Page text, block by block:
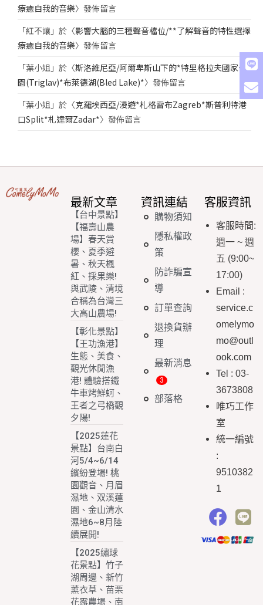
療癒自我的音樂〉發佈留言
「紅不讓 」於〈影響大腦的三種聲音檔位/**了解聲音的特性選擇
療癒自我的音樂〉發佈留言
「葉小姐 」於〈斯洛維尼亞/阿爾卑斯山下的*特里格拉夫國家公
園(Triglav)*布萊德湖(Bled Lake)*〉發佈留言
「葉小姐 」於〈克羅埃西亞/漫遊*札格雷布Zagreb*斯普利特港
口Split*札達爾Zadar*〉發佈留言
最新文章
【台中景點】
【福壽山農
場】春天賞
櫻、夏季避
暑、秋天楓
紅、採果樂!
與武陵、清境
合稱為台灣三
大高山農場!
【彰化景點】
【王功漁港】
生態、美食、
觀光休閒漁
港! 體驗搭鐵
牛車烤鮮蚵、
王者之弓橋觀
夕陽!
【2025蓮花
景點】台南白
河5/4~6/14
繽紛登場! 桃
園觀音、月眉
濕地、双溪蓮
園、金山清水
濕地6~8月陸
續展開!
【2025繡球
花景點】竹子
湖周邊、新竹
薰衣草、苗栗
花露農場、南
資訊連結
購物須知
隱私權政
策
防詐騙宣
導
訂單查詢
退換貨辦
理
最新消息
部落格
客服資訊
客服時間:
週一 ~ 週
五 (9:00~
17:00)
Email :
service.c
omelymo
mo@outl
ook.com
Tel : 03-
3673808
唯巧工作
室
統一編號
:
9510382
1